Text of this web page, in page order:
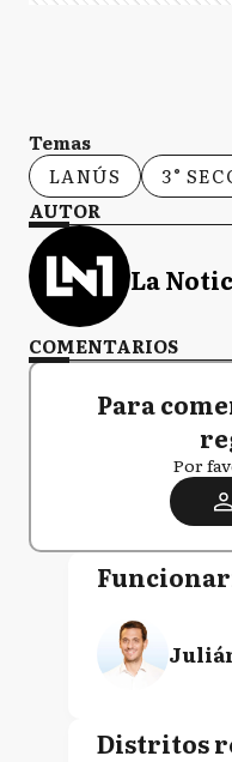
Temas
LANÚS
3°
AUTOR
La
COMENTARIOS
Para
Por
Distritos